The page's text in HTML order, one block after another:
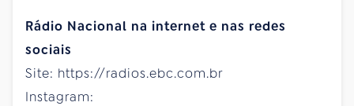
Rádio Nacional na internet e nas redes
sociais
Site: https://radios.ebc.com.br
Instagram: